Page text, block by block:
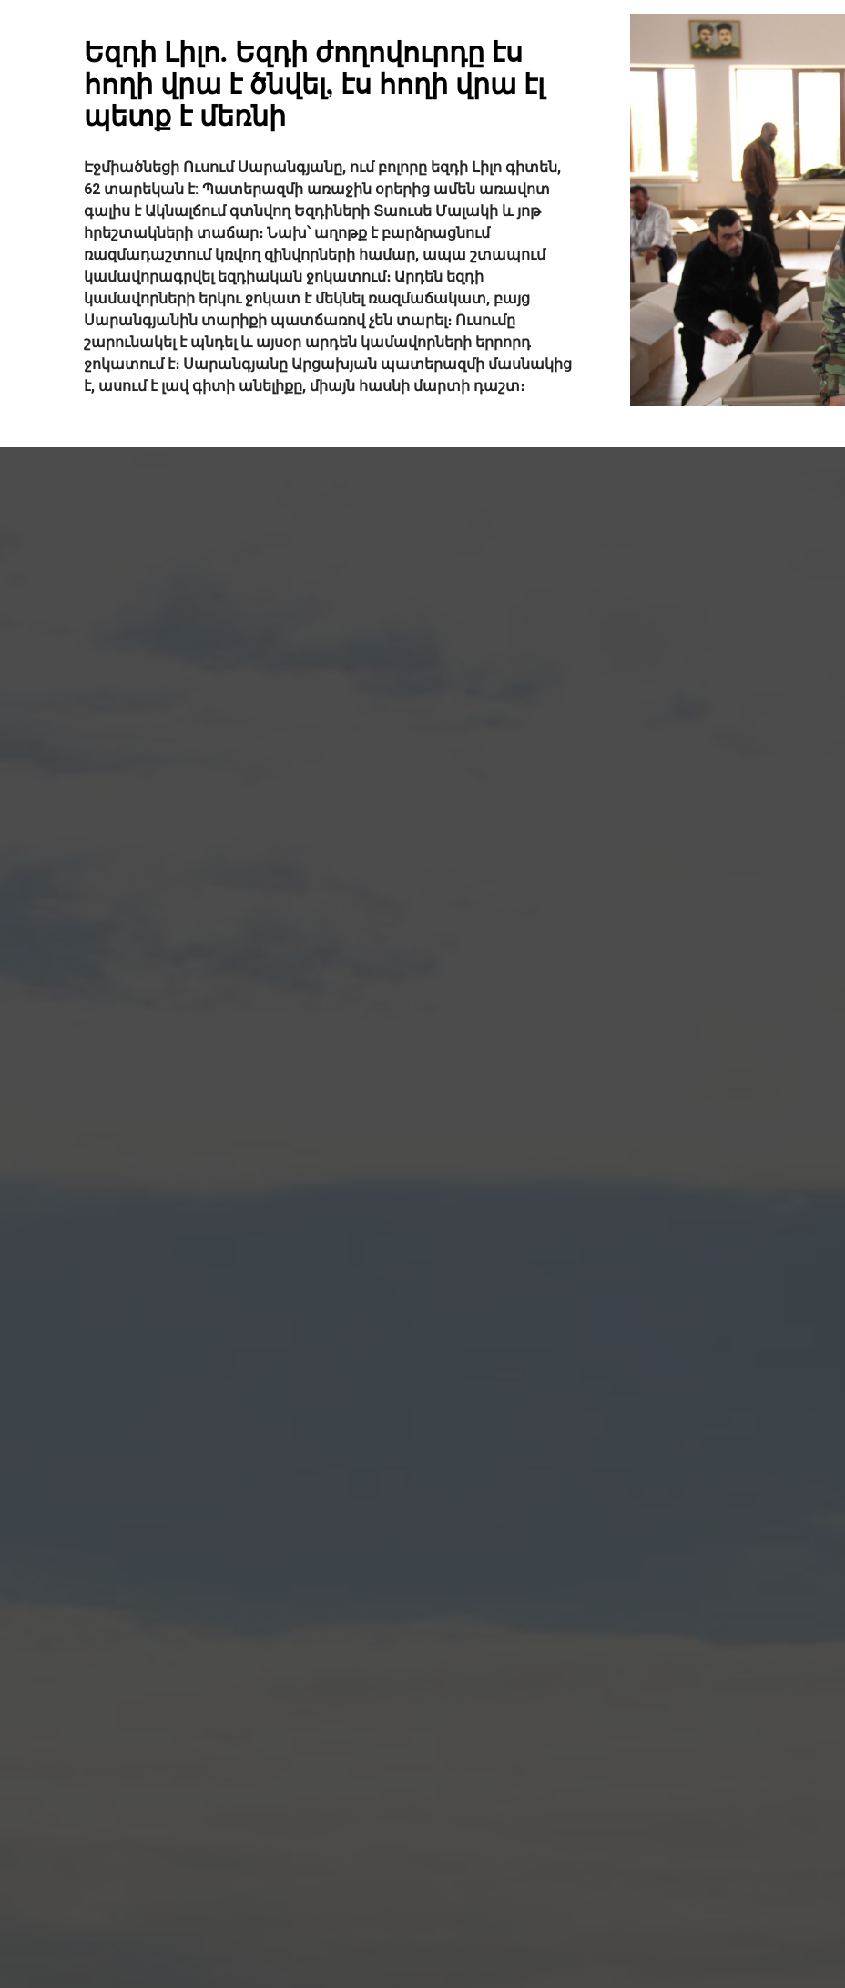
Եզդի Լիլո. Եզդի ժողովուրդը էս
հողի վրա է ծնվել, էս հողի վրա էլ
պետք է մեռնի
Էջմիածնեցի Ուսում Սարանգյանը, ում բոլորը եզդի Լիլո գիտեն,
62 տարեկան է: Պատերազմի առաջին օրերից ամեն առավոտ
գալիս է Ակնալճում գտնվող Եզդիների Տաուսե Մալակի և յոթ
հրեշտակների տաճար։ Նախ՝ աղոթք է բարձրացնում
ռազմադաշտում կռվող զինվորների համար, ապա շտապում
կամավորագրվել եզդիական ջոկատում։ Արդեն եզդի
կամավորների երկու ջոկատ է մեկնել ռազմաճակատ, բայց
Սարանգյանին տարիքի պատճառով չեն տարել։ Ուսումը
շարունակել է պնդել և այսօր արդեն կամավորների երրորդ
ջոկատում է։ Սարանգյանը Արցախյան պատերազմի մասնակից
է, ասում է լավ գիտի անելիքը, միայն հասնի մարտի դաշտ։